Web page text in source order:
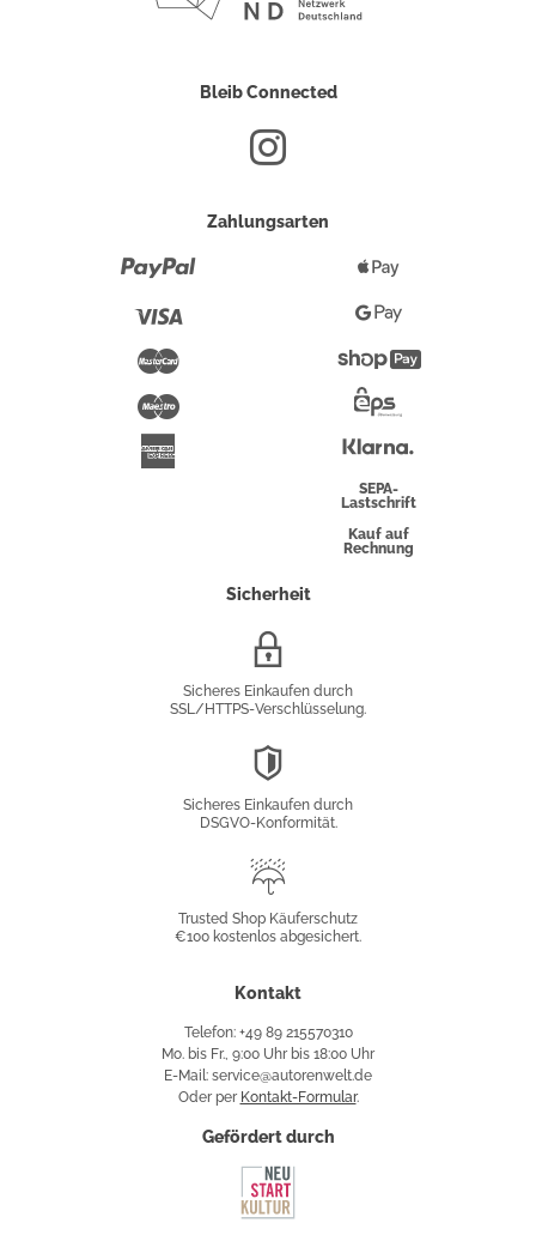
Bleib Connected
Zahlungsarten
Maestro
Pay
Google
Pay
Überweisung
SEPA-
Lastschrift
Kauf auf
Rechnung
Sicherheit
Sicheres Einkaufen durch
SSL/HTTPS-Verschlüsselung.
Sicheres Einkaufen durch
DSGVO-Konformität.
Käuferschutz
Trusted Shop Käuferschutz
€100 kostenlos abgesichert.
Kontakt
Telefon: +49 89 215570310
Mo. bis Fr., 9:00 Uhr bis 18:00 Uhr
E-Mail: service@autorenwelt.de
Oder per Kontakt-Formular.
Gefördert durch